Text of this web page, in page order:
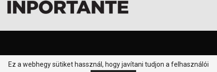
© 2016-2026 - Klikk P.T. - Minden jog fenntartva.
Ez a webhegy sütiket hassznál, hogy javítani tudjon a felhasználói